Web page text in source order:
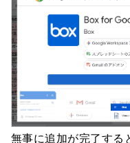
無事に追加が完了す